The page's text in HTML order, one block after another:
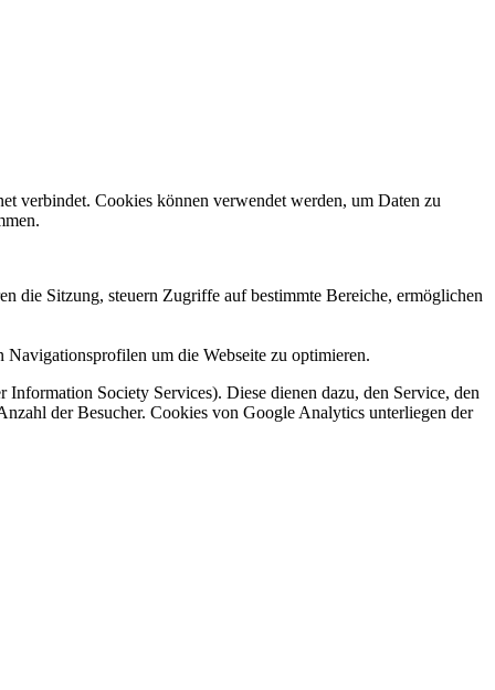
verbindet. Cookies können verwendet werden, um Daten zu
die Sitzung, steuern Zugriffe auf bestimmte Bereiche, ermöglichen
um die Webseite zu optimieren.
Society Services). Diese dienen dazu, den Service, den
der Besucher. Cookies von Google Analytics unterliegen der